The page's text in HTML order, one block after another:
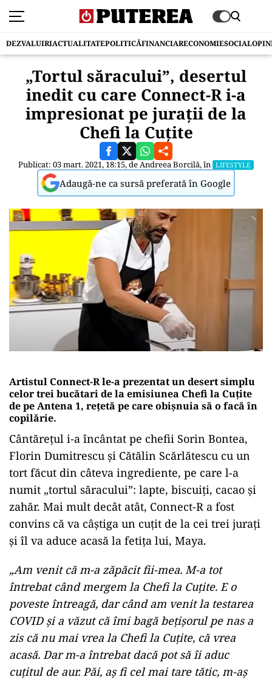
DEZVALUIRIACTUALITATEPOLITICĂFINANCIARECONOMIESOCIAL
„Tortul săracului”, desertul
inedit cu care Connect-R i-a
impresionat pe jurații de la
Chefi la Cuțite
Publicat: 03 mart. 2021, 18:15, deAndreea Borcilă, în LIFESTYLE
Adaugă-ne ca sursă preferată în Google
Artistul Connect-R le-a prezentat un desert simplu
celor trei bucătari de la emisiunea Chefi la Cuțite
de pe Antena 1, rețetă pe care obișnuia să o facă în
copilărie.
Cântărețul i-a încântat pe chefii Sorin Bontea,
Florin Dumitrescu și Cătălin Scărlătescu cu un
tort făcut din câteva ingrediente, pe care l-a
numit „tortul săracului”: lapte, biscuiți, cacao și
zahăr. Mai mult decât atât, Connect-R a fost
convins că va câștiga un cuțit de la cei trei jurați
și îl va aduce acasă la fetița lui, Maya.
„Am venit că m-a zăpăcit fii-mea. M-a tot
întrebat când mergem la Chefi la Cuțite. E o
poveste întreagă, dar când am venit la testarea
COVID și a văzut că îmi bagă bețișorul pe nas a
zis că nu mai vrea la Chefi la Cuțite, că vrea
acasă. Dar m-a întrebat dacă pot să îi aduc
cuțitul de aur. Păi, aș fi cel mai tare tătic, m-aș